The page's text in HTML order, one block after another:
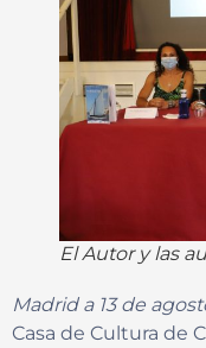
El Autor y las
Madrid a 13 de
Casa de Cultura de